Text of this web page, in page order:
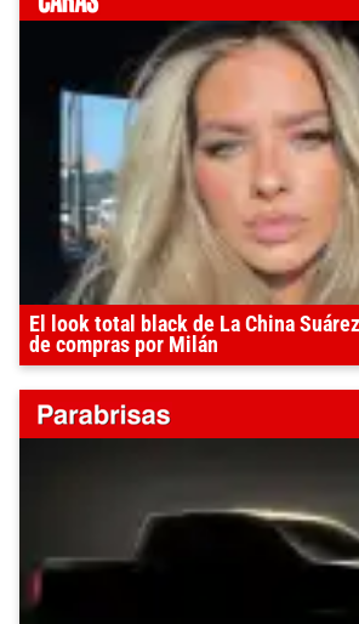
El look total black de La China
de compras por Milán